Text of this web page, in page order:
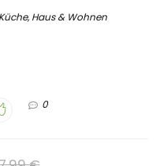
Küche, Haus & Wohnen
0